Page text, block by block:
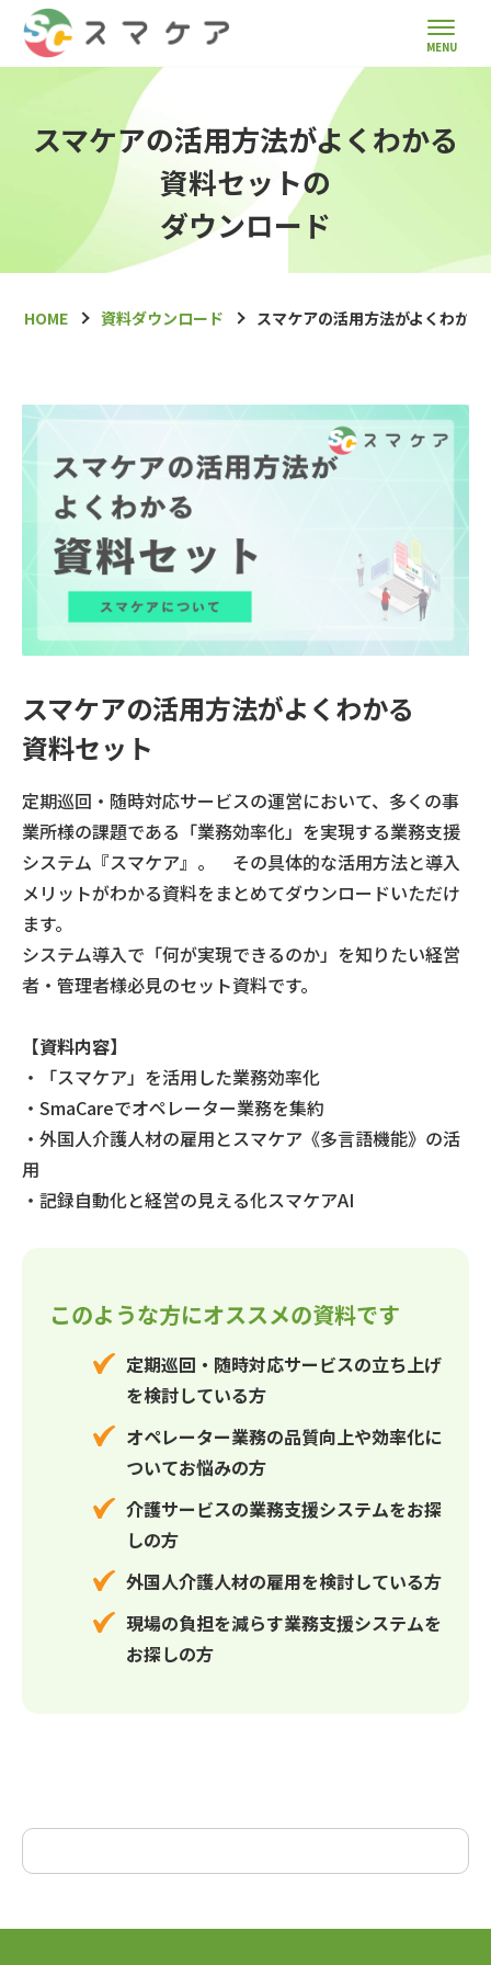
スマケアの活用方法がよくわかる
資料セットの
ダウンロード
HOME 資料ダウンロード スマケアの活用方法がよくわか
スマケアの活用方法がよくわかる
資料セット
定期巡回・随時対応サービスの運営において、多くの事
業所様の課題である「業務効率化」を実現する業務支援
システム『スマケア』。 その具体的な活用方法と導入
メリットがわかる資料をまとめてダウンロードいただけ
ます。
システム導入で「何が実現できるのか」を知りたい経営
者・管理者様必見のセット資料です。
【資料内容】
・「スマケア」を活用した業務効率化
・SmaCareでオペレーター業務を集約
・外国人介護人材の雇用とスマケア《多言語機能》の活
用
・記録自動化と経営の見える化スマケアAI
このような方にオススメの資料です
定期巡回・随時対応サービスの立ち上げ
を検討している方
オペレーター業務の品質向上や効率化に
ついてお悩みの方
介護サービスの業務支援システムをお探
しの方
外国人介護人材の雇用を検討している方
現場の負担を減らす業務支援システムを
お探しの方